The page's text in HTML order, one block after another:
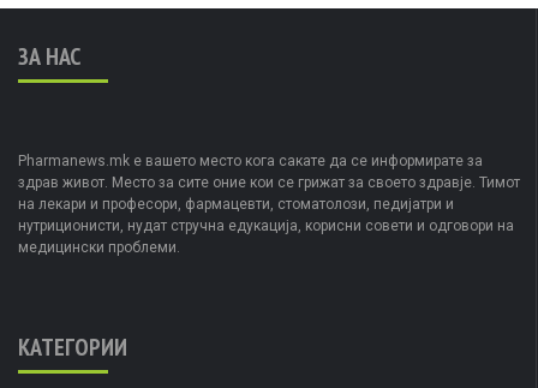
ЗА НАС
Pharmanews.mk е вашето место кога сакате да се информирате за
здрав живот. Место за сите оние кои се грижат за своето здравје. Тимот
на лекари и професори, фармацевти, стоматолози, педијатри и
нутриционисти, нудат стручна едукација, корисни совети и одговори на
медицински проблеми.
КАТЕГОРИИ